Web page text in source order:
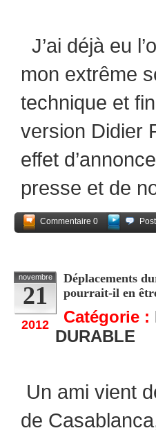
J’ai déjà eu
mon extrême
technique et
version Didier
effet
presse et de
Commentaire 0
novembre
21
2012
Déplacements
pourrait-il en
Catégorie :
DURABLE
Un ami vient
de